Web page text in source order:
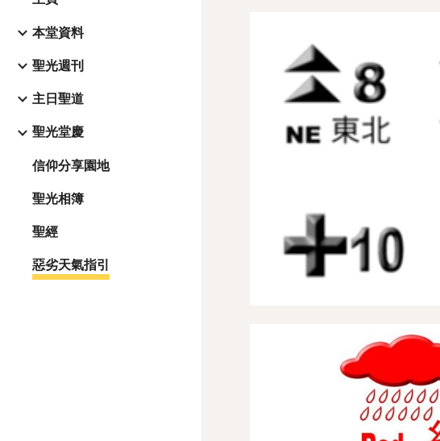
本堂資料
聖光週刊
主日聖道
聖光堂慶
信仰分享園地
聖光相簿
聖經
惡劣天氣指引